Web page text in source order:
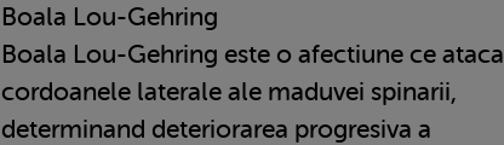
Boala Lou-Gehring
Boala Lou-Gehring este o afectiune ce ataca
cordoanele laterale ale maduvei spinarii,
determinand deteriorarea progresiva a